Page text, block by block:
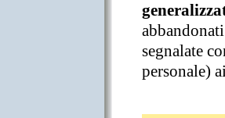
segnalate
personale)